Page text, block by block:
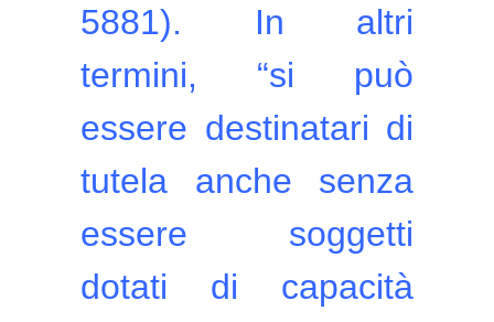
5881). In altri
termini, “si può
essere destinatari di
tutela anche senza
essere soggetti
dotati di capacità